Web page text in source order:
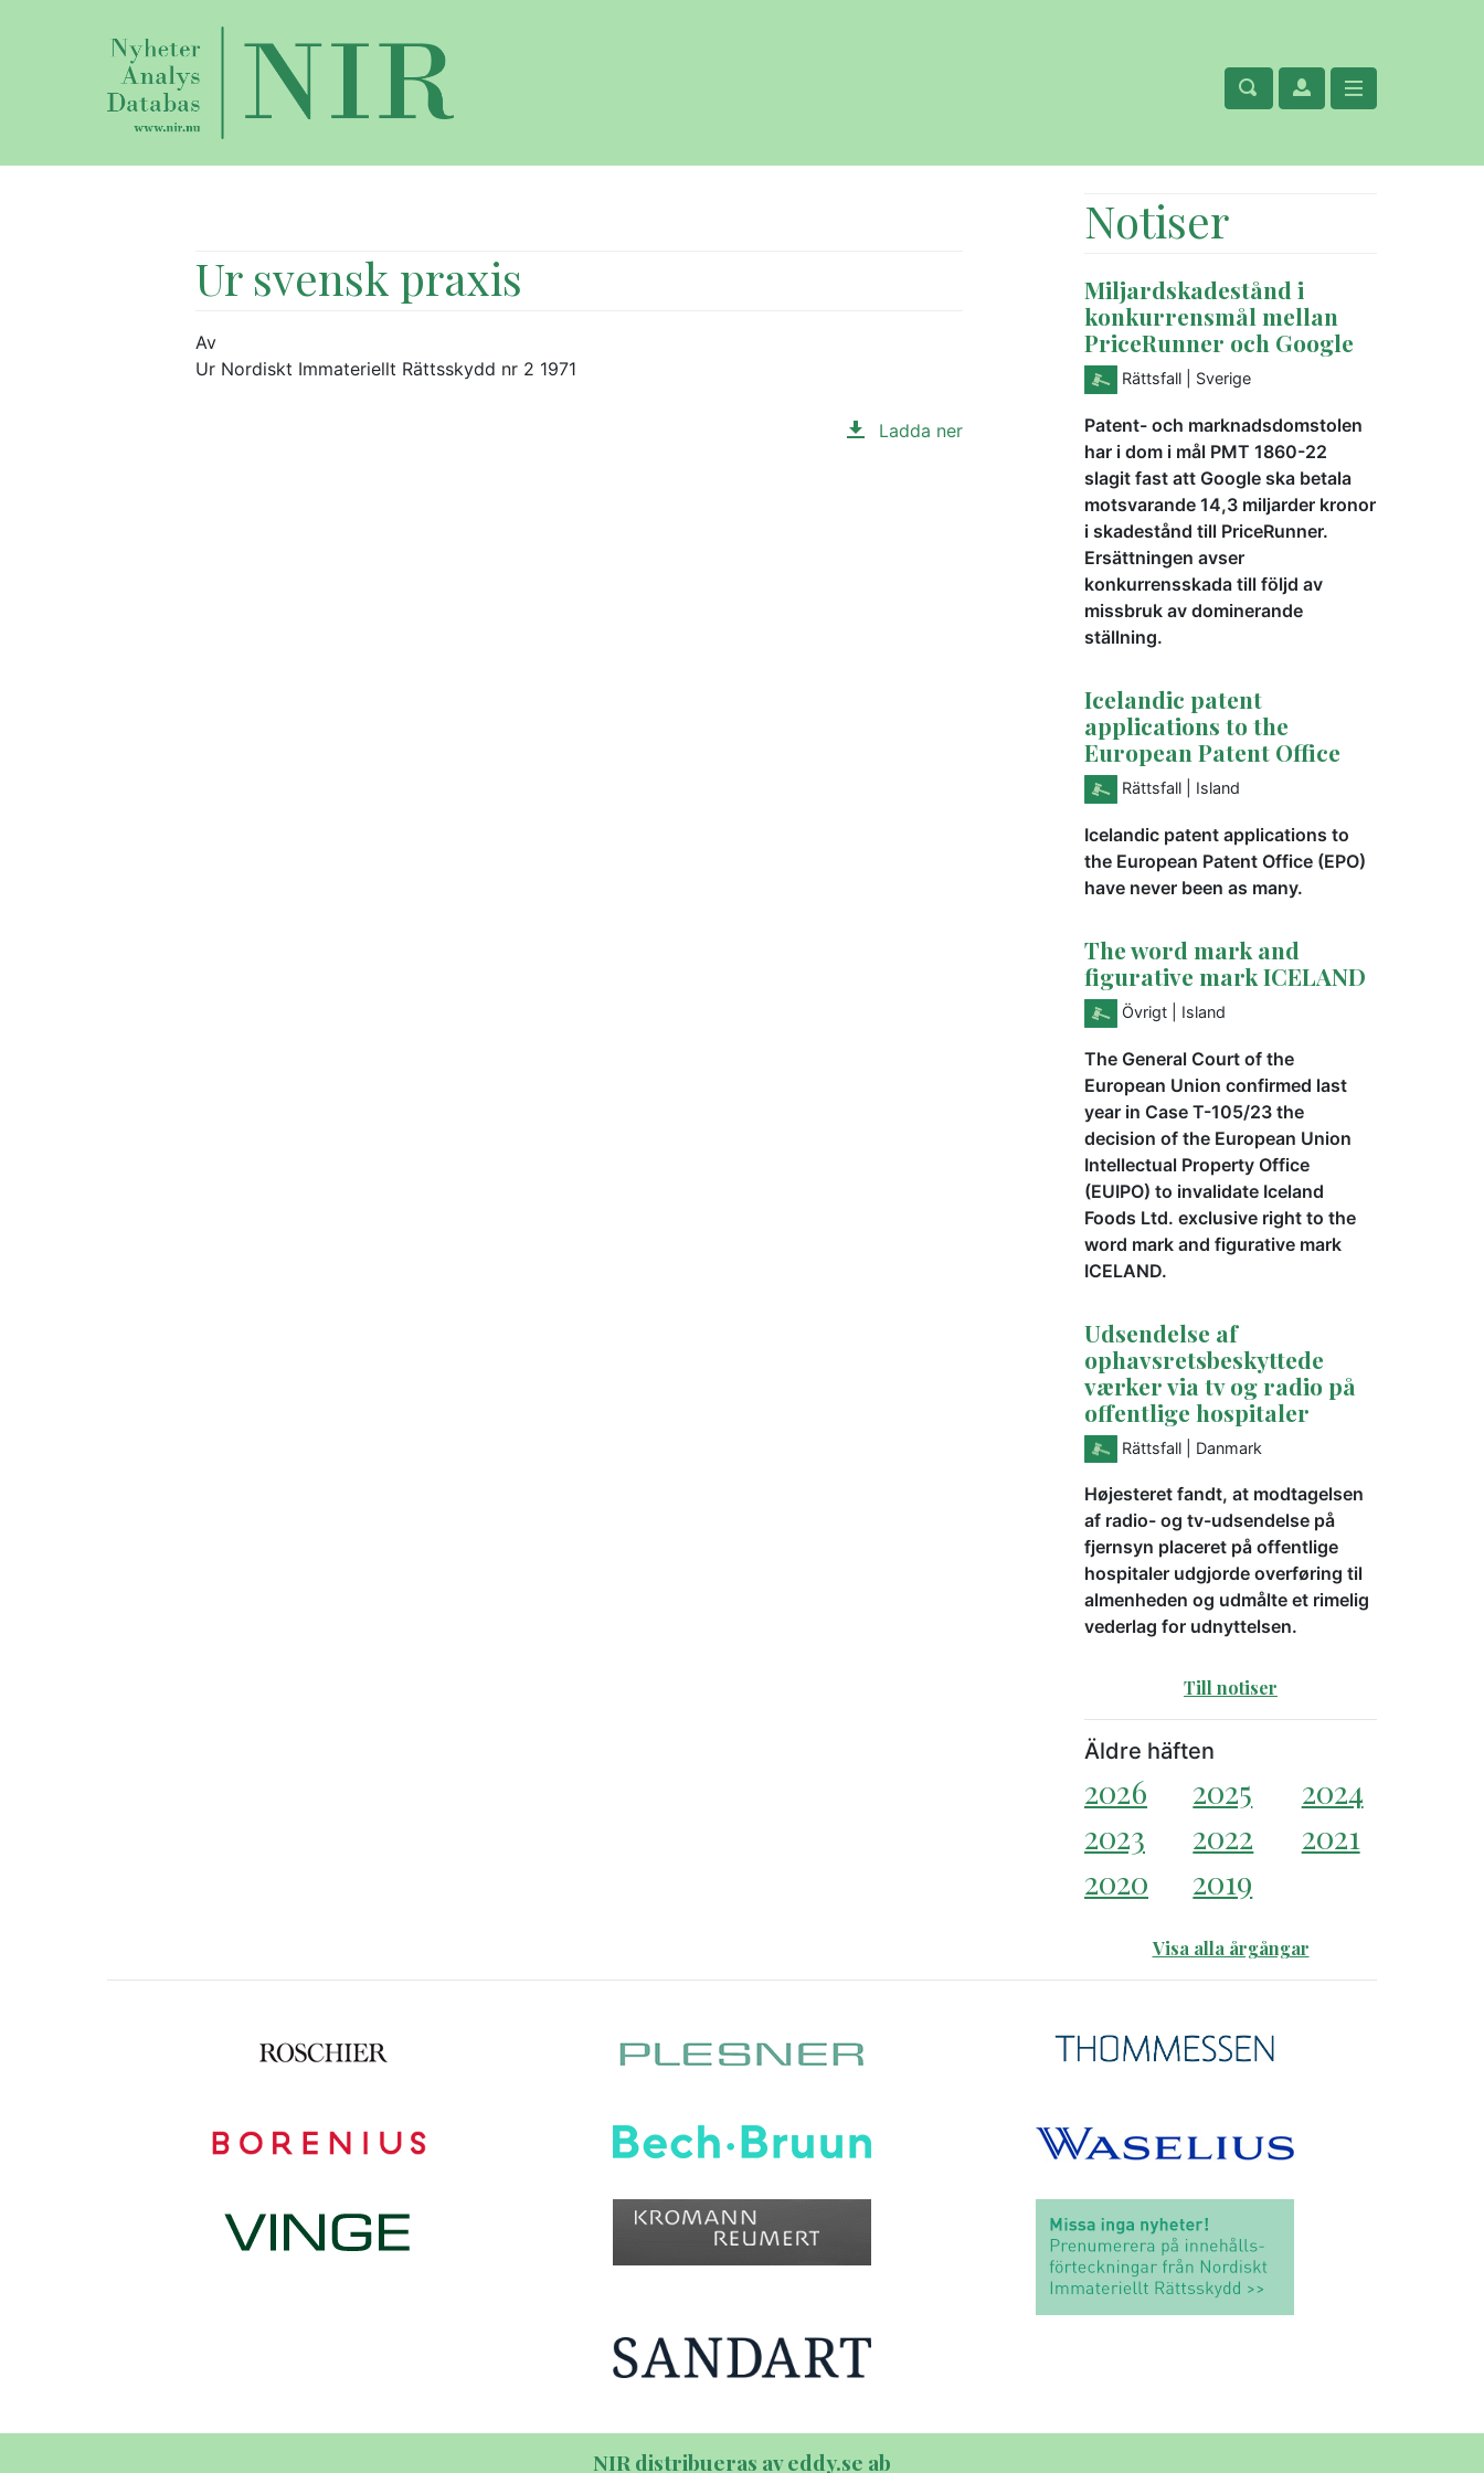
Ur svensk praxis
Av
Ur Nordiskt Immateriellt Rättsskydd nr 2 1971
Ladda ner
Notiser
Miljardskadestånd i
konkurrensmål mellan
PriceRunner och Google
Rättsfall | Sverige
Patent- och marknadsdomstolen
har i dom i mål PMT 1860-22
slagit fast att Google ska betala
motsvarande 14,3 miljarder kronor
i skadestånd till PriceRunner.
Ersättningen avser
konkurrensskada till följd av
missbruk av dominerande
ställning.
Icelandic patent
applications to the
European Patent Office
Rättsfall | Island
Icelandic patent applications to
the European Patent Office (EPO)
have never been as many.
The word mark and
figurative mark ICELAND
Övrigt | Island
The General Court of the
European Union confirmed last
year in Case T-105/23 the
decision of the European Union
Intellectual Property Office
(EUIPO) to invalidate Iceland
Foods Ltd. exclusive right to the
word mark and figurative mark
ICELAND.
Udsendelse af
ophavsretsbeskyttede
værker via tv og radio på
offentlige hospitaler
Rättsfall | Danmark
Højesteret fandt, at modtagelsen
af radio- og tv-udsendelse på
fjernsyn placeret på offentlige
hospitaler udgjorde overføring til
almenheden og udmålte et rimelig
vederlag for udnyttelsen.
Till notiser
Äldre häften
2026 2025
2024
2023
2022
2021
2020
2019
Visa alla årgångar
NIR distribueras av eddy.se ab